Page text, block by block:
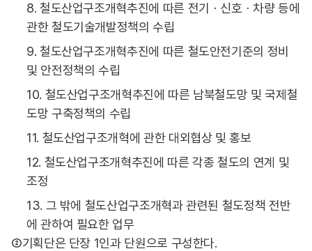
8. 철도산업구조개혁추진에 따른 전기ㆍ신호ㆍ차량 등에
관한 철도기술개발정책의 수립
9. 철도산업구조개혁추진에 따른 철도안전기준의 정비
및 안전정책의 수립
10. 철도산업구조개혁추진에 따른 남북철도망 및 국제철
도망 구축정책의 수립
11. 철도산업구조개혁에 관한 대외협상 및 홍보
12. 철도산업구조개혁추진에 따른 각종 철도의 연계 및
조정
13. 그 밖에 철도산업구조개혁과 관련된 철도정책 전반
에 관하여 필요한 업무
②기획단은 단장 1인과 단원으로 구성한다.